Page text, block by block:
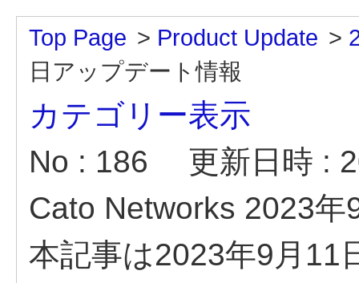
Top Page > Product Update >
日アップデート情報
カテゴリー表示
No : 186
更新日時 :
Cato Networks 2023
本記事は2023年9月11